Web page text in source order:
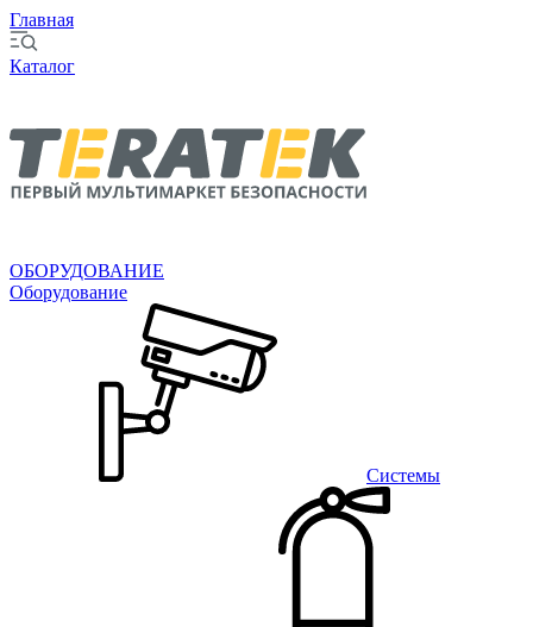
Главная
Каталог
ОБОРУДОВАНИЕ
Оборудование
Системы